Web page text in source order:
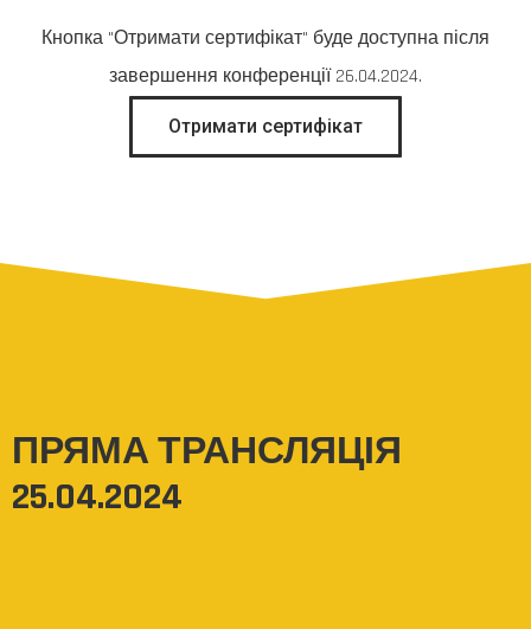
Кнопка "Отримати сертифікат" буде доступна після
завершення конференції 26.04.2024.
Отримати сертифікат
ПРЯМА ТРАНСЛЯЦІЯ
25.04.2024